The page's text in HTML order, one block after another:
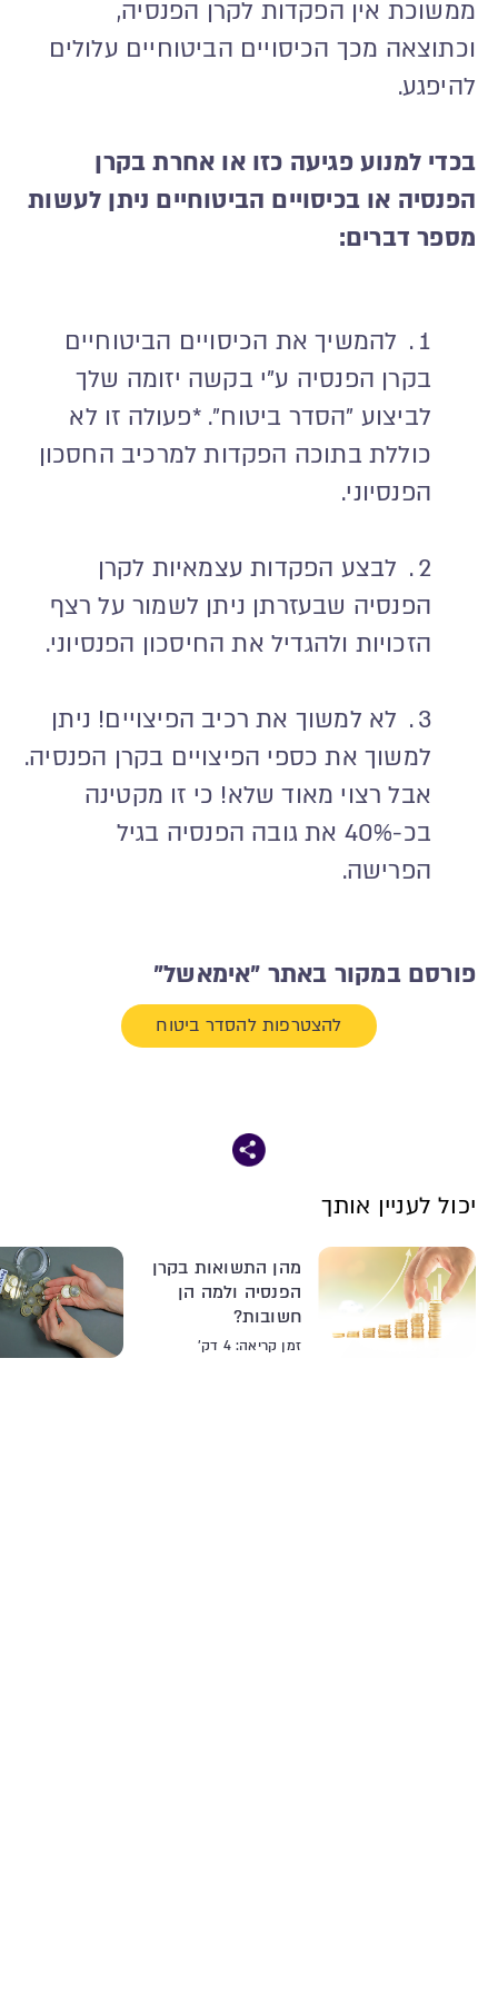
ממשוכת אין הפקדות לקרן הפנסיה,
וכתוצאה מכך הכיסויים הביטוחיים עלולים
להיפגע.
בכדי למנוע פגיעה כזו או אחרת בקרן
הפנסיה או בכיסויים הביטוחיים ניתן לעשות
מספר דברים:
להמשיך את הכיסויים הביטוחיים
בקרן הפנסיה ע"י בקשה יזומה שלך
לביצוע "הסדר ביטוח". *פעולה זו לא
כוללת בתוכה הפקדות למרכיב החסכון
הפנסיוני.
לבצע הפקדות עצמאיות לקרן
הפנסיה שבעזרתן ניתן לשמור על רצף
הזכויות ולהגדיל את החיסכון הפנסיוני.
לא למשוך את רכיב הפיצויים! ניתן
למשוך את כספי הפיצויים בקרן הפנסיה.
אבל רצוי מאוד שלא! כי זו מקטינה
בכ-40% את גובה הפנסיה בגיל
הפרישה.
פורסם במקור באתר "אימאשל"
להצטרפות להסדר ביטוח
יכול לעניין אותך
מהן התשואות בקרן
הפנסיה ולמה הן
חשובות?
זמן קריאה: 4 דק'